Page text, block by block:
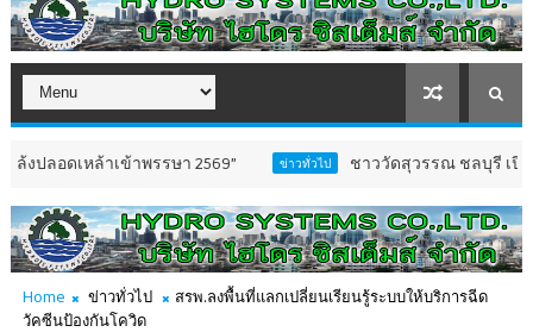
เข้าพรรษา 2569” ข่าวทั่วไป ชาววัดสุวรรณ ชลบุรี เปิดตัว “ธรรม
Home ข่าวทั่วไป
สรพ.ลงพื้นที่แลกเปลี่ยนเรียนรู้ระบบให้บริการฉีด
วัคซีนป้องกันโควิด